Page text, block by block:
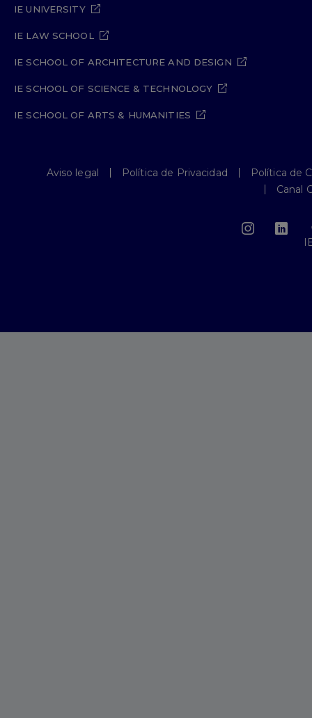
IE UNIVERSITY
IE LAW SCHOOL
IE SCHOOL OF ARCHITECTURE AND DESIGN
IE SCHOOL OF SCIENCE & TECHNOLOGY
IE SCHOOL OF ARTS & HUMANITIES
Aviso legal Política de Privacidad
Política de
Canal